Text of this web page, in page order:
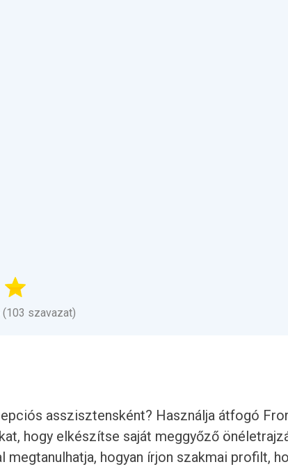
szavazat)
asszisztensként? Használja átfogó
hogy elkészítse saját meggyőző
megtanulhatja, hogyan írjon szakmai profilt,